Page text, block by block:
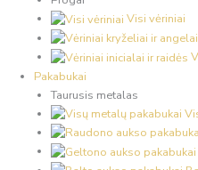
Visi vėriniai
Pakabukai
Taurusis metalas